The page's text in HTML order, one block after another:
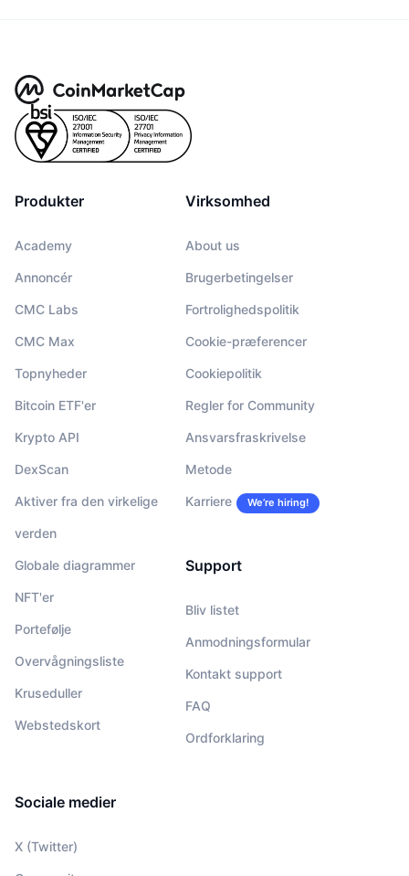
Produkter
Academy
Annoncér
CMC Labs
CMC Max
Topnyheder
Bitcoin ETF'er
Krypto API
DexScan
Aktiver fra den virkelige
verden
Globale diagrammer
NFT'er
Portefølje
Overvågningsliste
Kruseduller
Webstedskort
Virksomhed
About us
Brugerbetingelser
Fortrolighedspolitik
Cookie-præferencer
Cookiepolitik
Regler for Community
Ansvarsfraskrivelse
Metode
Karriere We’re hiring!
Support
Bliv listet
Anmodningsformular
Kontakt support
FAQ
Ordforklaring
Sociale medier
X (Twitter)